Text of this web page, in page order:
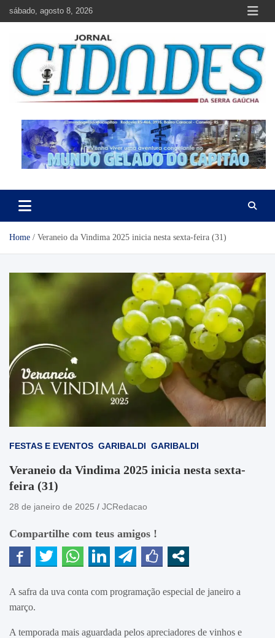
sábado, agosto 8, 2026
Jornal Cidades da Serra Gaúcha
Home Veraneio da Vindima 2025 inicia nesta sexta-feira (31)
FESTAS E EVENTOS GARIBALDI GARIBALDI
Veraneio da Vindima 2025 inicia nesta sexta-
feira (31)
28 de janeiro de 2025 JCRedacao
Compartilhe com teus amigos !
A safra da uva conta com programação especial de janeiro a
março.
A temporada mais aguardada pelos apreciadores de vinhos e